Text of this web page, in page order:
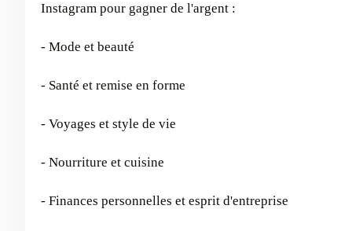
Instagram pour gagner de l'argent :
- Mode et beauté
- Santé et remise en forme
- Voyages et style de vie
- Nourriture et cuisine
- Finances personnelles et esprit d'entreprise